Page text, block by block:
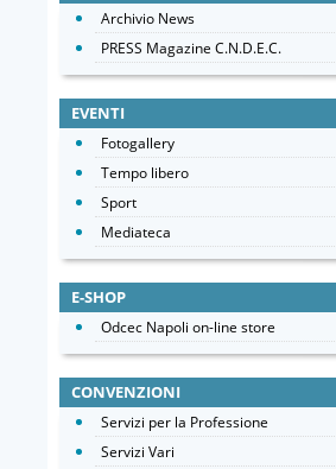
Archivio News
PRESS Magazine C.N.D.E.C.
EVENTI
Fotogallery
Tempo libero
Sport
Mediateca
E-SHOP
Odcec Napoli on-line store
CONVENZIONI
Servizi per la Professione
Servizi Vari